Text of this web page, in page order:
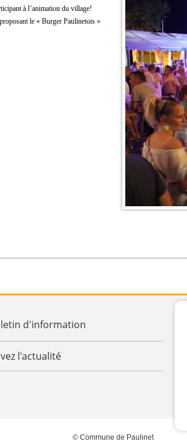
à l’animation du village!
le « Burger Paulinetois »
d'information
l'actualité
© Commune de Paulinet